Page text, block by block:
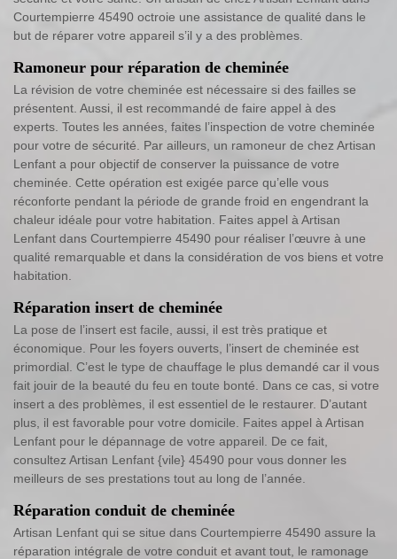
Courtempierre 45490 octroie une assistance de qualité dans le
but de réparer votre appareil s’il y a des problèmes.
Ramoneur pour réparation de cheminée
La révision de votre cheminée est nécessaire si des failles se
présentent. Aussi, il est recommandé de faire appel à des
experts. Toutes les années, faites l’inspection de votre cheminée
pour votre de sécurité. Par ailleurs, un ramoneur de chez Artisan
Lenfant a pour objectif de conserver la puissance de votre
cheminée. Cette opération est exigée parce qu’elle vous
réconforte pendant la période de grande froid en engendrant la
chaleur idéale pour votre habitation. Faites appel à Artisan
Lenfant dans Courtempierre 45490 pour réaliser l’œuvre à une
qualité remarquable et dans la considération de vos biens et votre
habitation.
Réparation insert de cheminée
La pose de l’insert est facile, aussi, il est très pratique et
économique. Pour les foyers ouverts, l’insert de cheminée est
primordial. C’est le type de chauffage le plus demandé car il vous
fait jouir de la beauté du feu en toute bonté. Dans ce cas, si votre
insert a des problèmes, il est essentiel de le restaurer. D’autant
plus, il est favorable pour votre domicile. Faites appel à Artisan
Lenfant pour le dépannage de votre appareil. De ce fait,
consultez Artisan Lenfant {vile} 45490 pour vous donner les
meilleurs de ses prestations tout au long de l’année.
Réparation conduit de cheminée
Artisan Lenfant qui se situe dans Courtempierre 45490 assure la
réparation intégrale de votre conduit et avant tout, le ramonage